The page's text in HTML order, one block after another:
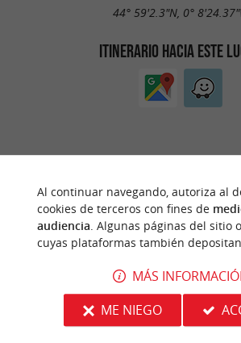
44° 59'2.3"N, 0°
ITINERARIO HACIA ESTE
PARA DESCUBRIR
Información
Al continuar navegando, autoriza al
cookies de terceros con fines de
audiencia . Algunas páginas del sitio
cuyas plataformas también depositan
MÁS
ME NIEGO